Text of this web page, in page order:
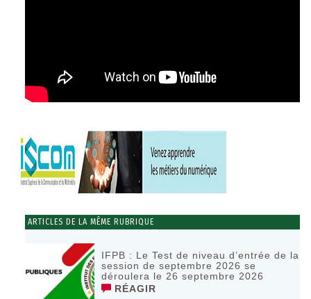
ARTICLES DE LA MÊME RUBRIQUE
IFPB : Le Test de niveau d’entrée de la
session de septembre 2026 se
déroulera le 26 septembre 2026
RÉAGIR